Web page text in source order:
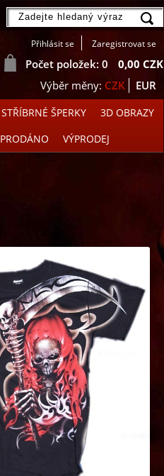
ŠPERKY
3D OBRAZY
VÝPRODEJ
CZK EUR
Počet položek: 0 0,00 CZK
Přihlásit se Zaregistrovat se